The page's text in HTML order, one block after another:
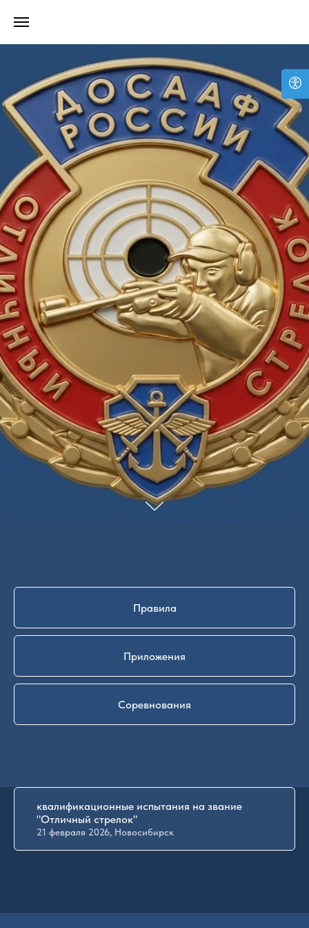
Правила
Приложения
Соревнования
квалификационные испытания на звание
"Отличный стрелок"
21 февраля 2026, Новосибирск